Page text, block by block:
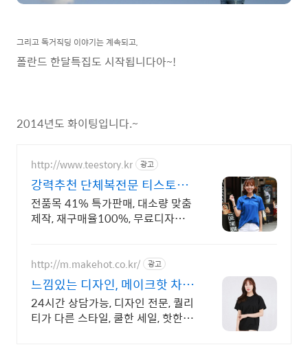
그리고 독거직딩 이야기는 계속되고,
폴란드 한달특집도 시작됩니다아~!
2014년도 화이팅입니다.~
http://www.teestory.kr 광고
강력추천 단체복전문 티스토리
16년 전통의 전문업체
전품목 41% 특가판매, 대소량 맞춤
제작, 재구매율100%, 무료디자인,
http://m.makehot.co.kr/ 광고
느낌있는 디자인, 메이크핫 차별
화되고 세련된 디자인!
24시간 상담가능, 디자인 전문, 퀄리
티가 다른 스타일, 쿨한 세일, 핫한